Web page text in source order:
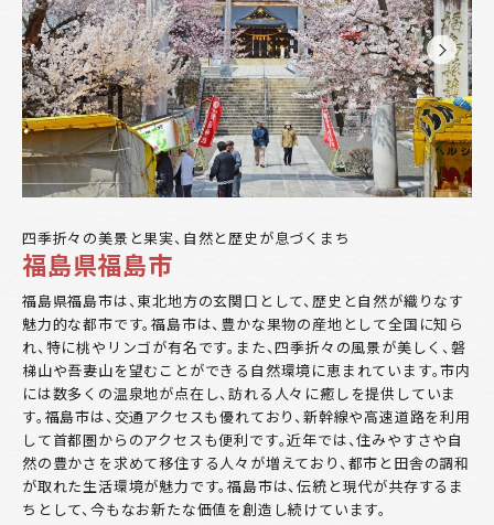
四季折々の美景と果実、自然と歴史が息づくまち
福島県福島市
福島県福島市は、東北地方の玄関口として、歴史と自然が織りなす
魅力的な都市です。福島市は、豊かな果物の産地として全国に知ら
れ、特に桃やリンゴが有名です。また、四季折々の風景が美しく、磐
梯山や吾妻山を望むことができる自然環境に恵まれています。市内
には数多くの温泉地が点在し、訪れる人々に癒しを提供していま
す。福島市は、交通アクセスも優れており、新幹線や高速道路を利用
して首都圏からのアクセスも便利です。近年では、住みやすさや自
然の豊かさを求めて移住する人々が増えており、都市と田舎の調和
が取れた生活環境が魅力です。福島市は、伝統と現代が共存するま
ちとして、今もなお新たな価値を創造し続けています。